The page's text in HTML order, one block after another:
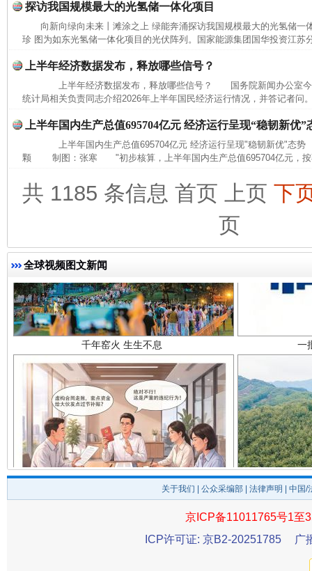
探访我国规模最大的光氢储一体化项目
向新向绿向未来丨滩涂之上 绿能奔涌探访我国规模最大的光氢储一
珍 图为如东光氢储一体化项目的光伏阵列。国家能源集团国华投资
上半年经济数据发布，释放哪些信号？
上半年经济数据发布，释放哪些信号？ 国务院新闻办公室今
统计局相关负责同志介绍2026年上半年国民经济运行情况，并答记者问
上半年国内生产总值695704亿元 经济运行呈现“稳韧新优”
上半年国内生产总值695704亿元 经济运行呈现"稳韧新优"态
颗 制图：张寒 "初步核算，上半年国内生产总值695704亿元，按
共 1185 条信息 首页 上页 下
页
全球视频图文新闻
东山县通报“牛蛙产品抗生素超标问题” 法
千年窑火 生生不息 一
揭开“小金库”的免责幌子
关于我们 公众采编部 法律声明 | 中国
京ICP备11011765号1至
ICP许可证: 京B2-20251785
广